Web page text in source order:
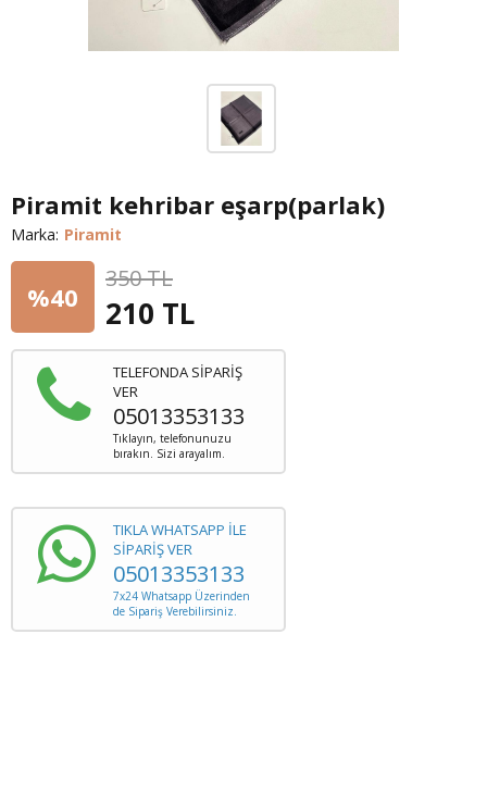
Piramit kehribar eşarp(parlak)
Marka: Piramit
%40
350 TL
210 TL
TELEFONDA SİPARİŞ
VER
05013353133
Tıklayın, telefonunuzu
bırakın. Sizi arayalım.
TIKLA WHATSAPP İLE
SİPARİŞ VER
05013353133
7x24 Whatsapp Üzerinden
de Sipariş Verebilirsiniz.